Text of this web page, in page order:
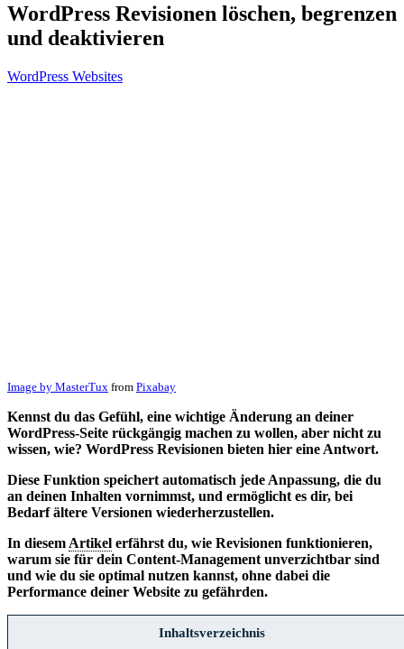
WordPress Revisionen löschen, begrenzen
und deaktivieren
WordPress Websites
Image by MasterTux from Pixabay
Kennst du das Gefühl, eine wichtige Änderung an deiner
WordPress-Seite rückgängig machen zu wollen, aber nicht zu
wissen, wie? WordPress Revisionen bieten hier eine Antwort.
Diese Funktion speichert automatisch jede Anpassung, die du
an deinen Inhalten vornimmst, und ermöglicht es dir, bei
Bedarf ältere Versionen wiederherzustellen.
In diesem Artikel erfährst du, wie Revisionen funktionieren,
warum sie für dein Content-Management unverzichtbar sind
und wie du sie optimal nutzen kannst, ohne dabei die
Performance deiner Website zu gefährden.
Inhaltsverzeichnis